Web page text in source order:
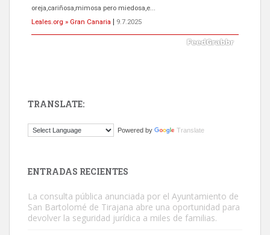
oreja,cariñosa,mimosa pero miedosa,e...
Leales.org » Gran Canaria
9.7.2025
El ayuntamiento se va a llevar a Los Gatos callejeros de la zona los
TRANSLATE:
Powered by Translate
ENTRADAS RECIENTES
La consulta pública anunciada por el Ayuntamiento de
San Bartolomé de Tirajana abre una oportunidad para
devolver la seguridad jurídica a miles de familias.